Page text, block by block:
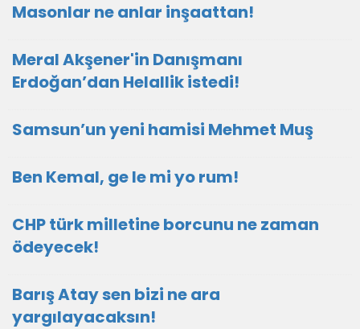
Masonlar ne anlar inşaattan!
Meral Akşener'in Danışmanı
Erdoğan’dan Helallik istedi!
Samsun’un yeni hamisi Mehmet Muş
Ben Kemal, ge le mi yo rum!
CHP türk milletine borcunu ne zaman
ödeyecek!
Barış Atay sen bizi ne ara
yargılayacaksın!